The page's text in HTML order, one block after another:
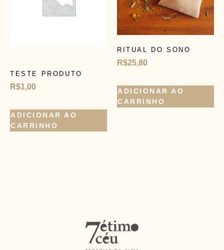
TESTE PRODUTO
R$1,00
ADICIONAR AO
CARRINHO
RITUAL DO SONO
R$25,80
ADICIONAR AO
CARRINHO